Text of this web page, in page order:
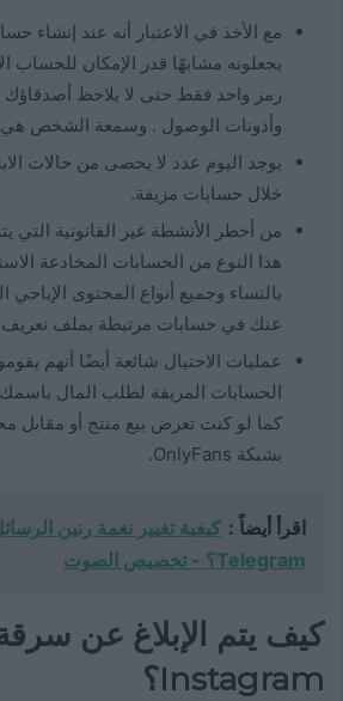
مع الأخذ في الاعتبار أنه عند إنشاء
يجعلونه مشابهًا قدر الإمكان للحساب
رمز واحد فقط حتى لا يلاحظ أصدقاؤك
وأذونات الوصول . وسمعة الشخص هي
يوجد اليوم عدد لا يحصى من حالات
خلال حسابات مزيفة.
من أخطر الأنشطة غير القانونية التي
هذا النوع من الحسابات المخادعة
بالنساء وجميع أنواع المحتوى الإباحي
عنك في حسابات مرتبطة بملف تعريف Instagram المزيف.
عمليات الاحتيال شائعة أيضًا أنهم
الحسابات المزيفة لطلب المال باسمك
كما لو كنت تعرض بيع منتج أو مقابل
بشبكة OnlyFans.
اقرأ أيضاً : كيفية تغيير نغمة رنين
Telegram؟ - تخصيص الصوت
كيف يتم الإبلاغ عن
Instagram؟